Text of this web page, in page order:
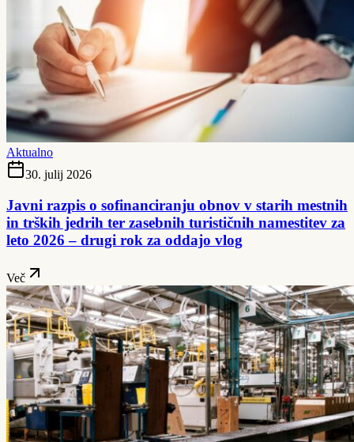
Aktualno
30. julij 2026
Javni razpis o sofinanciranju obnov v starih mestnih
in trških jedrih ter zasebnih turističnih namestitev za
leto 2026 – drugi rok za oddajo vlog
Več